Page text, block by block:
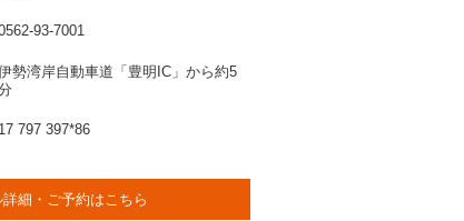
93-7001
勢湾岸自動車道「豊明IC」から約5
17 797 397*86
詳細・ご予約はこちら